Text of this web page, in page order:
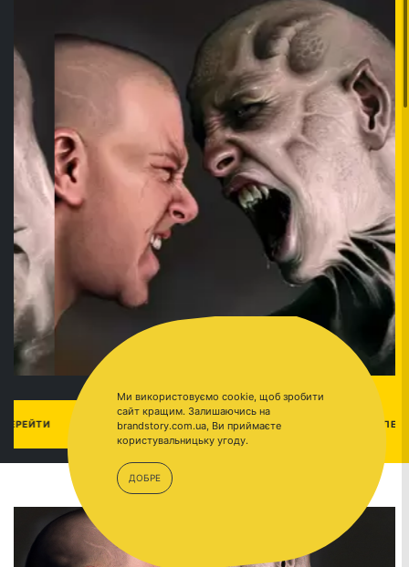
АГРЕССИВНОЕ
ПРОДВИЖЕНИЕ
Ми використовуємо cookie, щоб зробити
сайт кращим. Залишаючись на
brandstory.com.ua, Ви приймаєте
користувальницьку угоду.
ДОБРЕ